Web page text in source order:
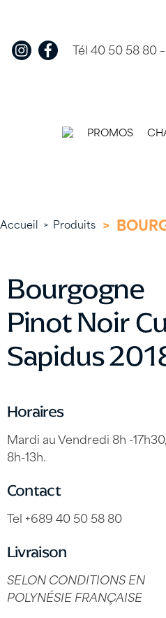
content
Tél 40 50 58 80
PROMOS
Accueil > Produits >
Bourgogne
Pinot Noir
Sapidus
Horaires
Mardi au Vendredi 8h -
8h-13h.
Contact
Tel +689 40 50 58 80
Livraison
SELON CONDITIONS EN
POLYNÉSIE FRANÇAISE